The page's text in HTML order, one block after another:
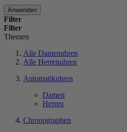
Anwenden
Filter
Filter
Themen
Alle Damenuhren
Alle Herrenuhren
Automatikuhren
Damen
Herren
Chronographen